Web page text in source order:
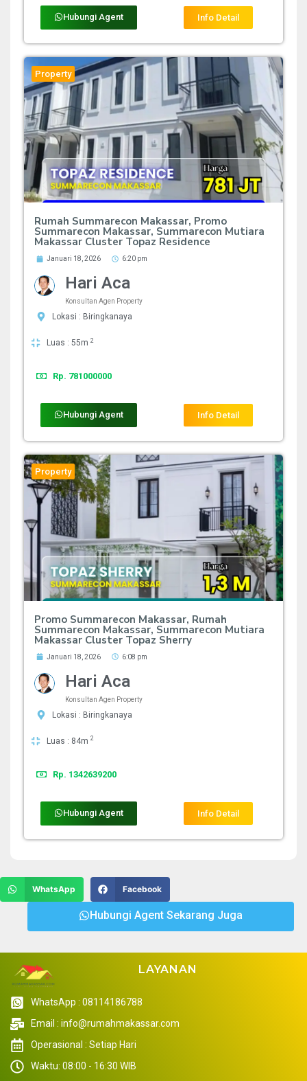
Hubungi Agent Info Detail
Property
Rumah Summarecon Makassar, Promo
Summarecon Makassar, Summarecon Mutiara
Makassar Cluster Topaz Residence
Januari 18, 2026 6:20 pm
Hari Aca
Konsultan Agen Property
Lokasi : Biringkanaya
Luas : 55m 2
Rp. 781000000
Hubungi Agent Info Detail
Property
Promo Summarecon Makassar, Rumah
Summarecon Makassar, Summarecon Mutiara
Makassar Cluster Topaz Sherry
Januari 18, 2026 6:08 pm
Hari Aca
Konsultan Agen Property
Lokasi : Biringkanaya
Luas : 84m 2
Rp. 1342639200
Hubungi Agent Info Detail
WhatsApp Facebook
Hubungi Agent Sekarang Juga
LAYANAN
WhatsApp : 08114186788
Email : info@rumahmakassar.com
Operasional : Setiap Hari
Waktu: 08:00 - 16:30 WIB